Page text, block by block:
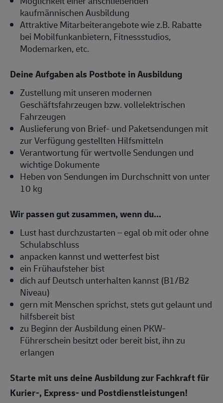
kaufmännischen Ausbildung
Attraktive Mitarbeiterangebote wie z.B. Rabatte
bei Mobilfunkanbietern, Fitnessstudios,
Modemarken, etc.
Deine Aufgaben als Postbote in Ausbildung
Zustellung mit unseren modernen
Geschäftsfahrzeugen bzw. vollelektrischen
Fahrzeugen
Auslieferung von Brief- und Paketsendungen mit
zur Verfügung gestellten Hilfsmitteln
Verantwortung für wertvolle Sendungen und
wichtige Dokumente
Heben von Sendungen im Durchschnitt von unter
10 kg
Wir passen gut zusammen, wenn du...
Lust hast durchzustarten – egal ob mit oder ohne
Schulabschluss
anpacken kannst und wetterfest bist
ein Frühaufsteher bist
dich auf Deutsch unterhalten kannst (B1/B2
Niveau)
gern mit Menschen sprichst, stets gut gelaunt und
hilfsbereit bist
zu Beginn der Ausbildung einen PKW-
Führerschein besitzt oder bereit bist, ihn zu
erlangen
Starte mit uns deine Ausbildung zur Fachkraft für
Kurier-, Express- und Postdienstleistungen!